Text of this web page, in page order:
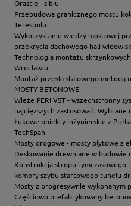
Orastie - sibiu
Przebudowa granicznego mostu
Terespolu
Wykorzystanie wiedzy mostowej
przekrycia dachowego hali
Technologia montażu
Wrocławiu
Montaż przęsła stalowego metodą
MOSTY BETONOWE
Wieże PERI VST - wszechstronny
najcięższych zastosowań. Wybrane
Łukowe obiekty inżynierskie z
TechSpan
Mosty drogowe - mosty płytowe z
Deskowanie drewniane w budowie
Konstrukcja stropu tymczasowego
komory szybu startowego tunelu
Mosty z progresywnie wykonanym
Częściowo prefabrykowany